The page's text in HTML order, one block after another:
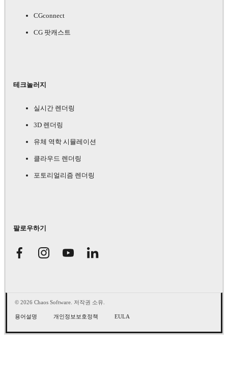
CGconnect
CG 팟캐스트
테크놀러지
실시간 렌더링
3D 렌더링
유체 역학 시뮬레이션
클라우드 렌더링
포토리얼리즘 렌더링
팔로우하기
© 2026 Chaos Software. 저작권 소유.
용어설명 개인정보보호정책 EULA